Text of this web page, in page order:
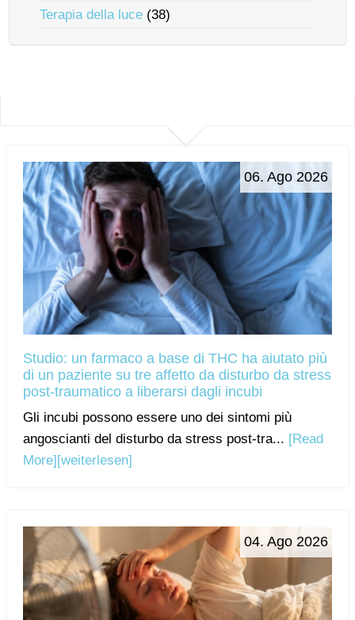
Terapia della luce (38)
06. Ago 2026
Studio: un farmaco a base di THC ha aiutato più
di un paziente su tre affetto da disturbo da stress
post-traumatico a liberarsi dagli incubi
Gli incubi possono essere uno dei sintomi più
angoscianti del disturbo da stress post-tra... [Read
More] [weiterlesen]
04. Ago 2026